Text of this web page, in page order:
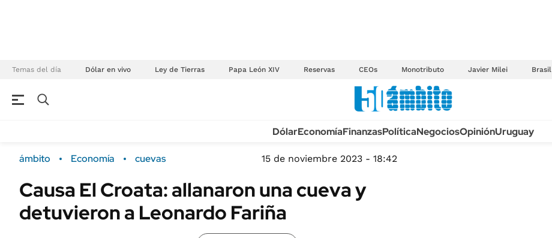
Temas del día Dólar en vivo Ley de Tierras Papa León XIV Reservas CEOs Monotributo Javier Milei Brasil
Campo
FINANZAS
Sustentabilidad
TECNOLOGÍA
MÉXICO
MUNDO
DólarEconomíaFinanzasPolíticaNegociosOpiniónUruguay
ámbito Economía cuevas 15 de noviembre 2023 - 18:42
Causa El Croata: allanaron una cueva y
detuvieron a Leonardo Fariña